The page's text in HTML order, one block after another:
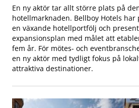
En ny aktör tar allt större plats på
hotellmarknaden. Bellboy Hotels
en växande hotellportfölj och
expansionsplan med målet att
fem år. För mötes- och
en ny aktör med tydligt fokus på
attraktiva destinationer.